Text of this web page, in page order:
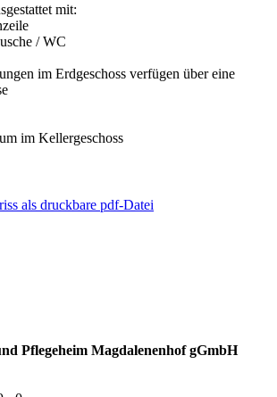
mit:
/ WC
im Erdgeschoss verfügen über eine
im Kellergeschoss
als druckbare pdf-Datei
Pflegeheim Magdalenenhof gGmbH